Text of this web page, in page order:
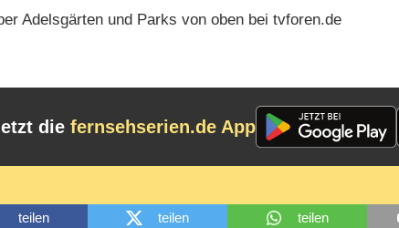
Adelsgärten und Parks von oben bei tvforen.de
die fernsehserien.de App
teilen teilen teilen